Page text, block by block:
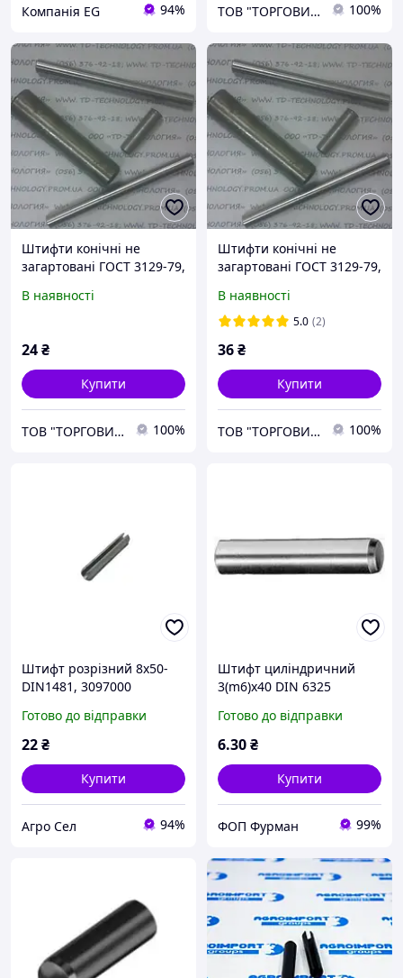
Компанія EG 94% ТОВ "ТОРГОВИЙ ДІМ-ТЕХНОЛОГІЯ" 100%
Штифти конічні не
загартовані ГОСТ 3129-79,
В наявності
24₴
Купити
ТОВ "ТОРГОВИЙ ДІМ-ТЕХНОЛОГІЯ" 100%
Штифти конічні не
загартовані ГОСТ 3129-79,
В наявності
5.0 (2)
36₴
Купити
ТОВ "ТОРГОВИЙ ДІМ-ТЕХНОЛОГІЯ" 100%
Штифт розрізний 8x50-
DIN1481, 3097000
Готово до відправки
22₴
Купити
Агро Сел 94%
Штифт циліндричний
3(m6)x40 DIN 6325
Готово до відправки
6.30₴
Купити
ФОП Фурман 99%